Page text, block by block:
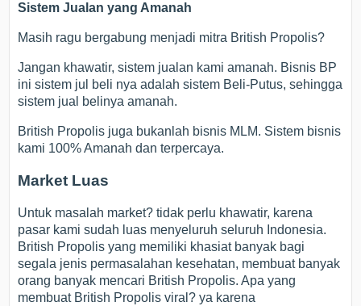
Sistem Jualan yang Amanah
Masih ragu bergabung menjadi mitra British Propolis?
Jangan khawatir, sistem jualan kami amanah. Bisnis BP
ini sistem jul beli nya adalah sistem Beli-Putus, sehingga
sistem jual belinya amanah.
British Propolis juga bukanlah bisnis MLM. Sistem bisnis
kami 100% Amanah dan terpercaya.
Market Luas
Untuk masalah market? tidak perlu khawatir, karena
pasar kami sudah luas menyeluruh seluruh Indonesia.
British Propolis yang memiliki khasiat banyak bagi
segala jenis permasalahan kesehatan, membuat banyak
orang banyak mencari British Propolis. Apa yang
membuat British Propolis viral? ya karena